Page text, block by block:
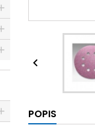

POPIS